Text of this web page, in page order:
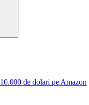
10.000 de dolari pe Amazon